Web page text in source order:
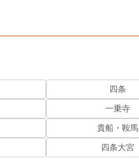
四条
一乗寺
貴船・鞍馬
四条大宮